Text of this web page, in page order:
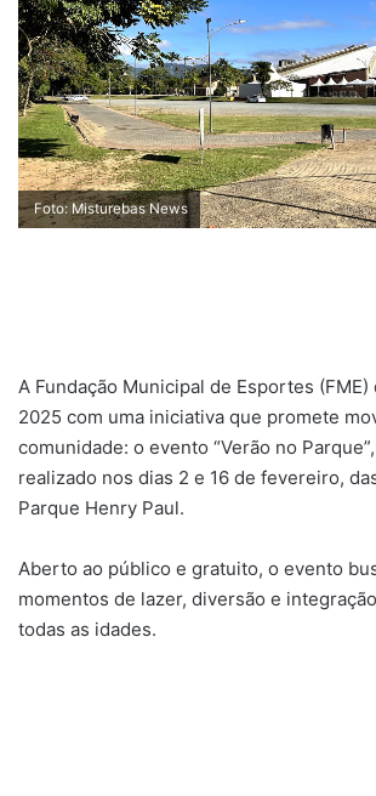
Foto: Misturebas News
A Fundação Municipal de Esportes (FME)
2025 com uma iniciativa que promete
comunidade: o evento “Verão no
realizado nos dias 2 e 16 de fevereiro,
Parque Henry Paul.
Aberto ao público e gratuito, o evento
momentos de lazer, diversão e
todas as idades.